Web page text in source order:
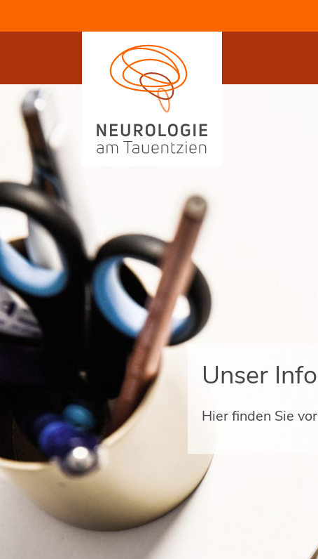
Unser
Hier finden Sie